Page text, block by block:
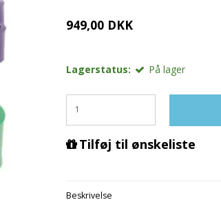
949,00 DKK
Lagerstatus: På lager
Tilføj til ønskeliste
Beskrivelse